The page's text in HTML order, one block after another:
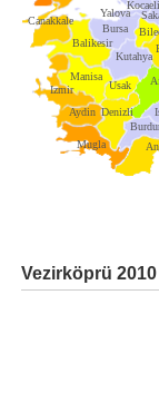
Canakkale
Balikesir
Bursa
Kocaeli
Kutahya
Manisa
Izmir
Aydin
Mugla
Denizli
Usak
Yalova
Vezirköprü